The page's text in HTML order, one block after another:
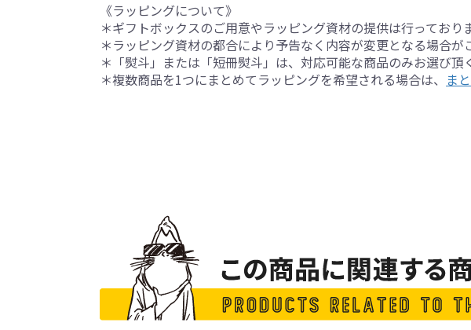
《ラッピングについて》
＊ギフトボックスのご用意やラッピング資材の提供は行っており
＊ラッピング資材の都合により予告なく内容が変更となる場合が
＊「熨斗」または「短冊熨斗」は、対応可能な商品のみお選び頂
＊複数商品を1つにまとめてラッピングを希望される場合は、 ま